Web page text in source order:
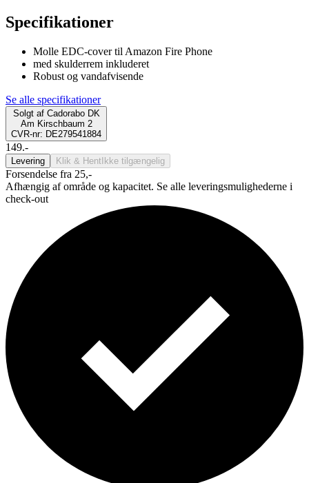
Specifikationer
Molle EDC-cover til Amazon Fire Phone
med skulderrem inkluderet
Robust og vandafvisende
Se alle specifikationer
Solgt af Cadorabo DK
Am Kirschbaum 2
CVR-nr: DE279541884
149.-
Levering Klik & Hent Ikke tilgængelig
Forsendelse fra 25,-
Afhængig af område og kapacitet. Se alle leveringsmulighederne i
check-out